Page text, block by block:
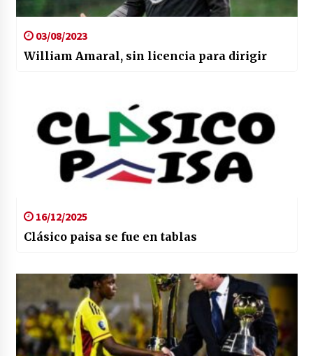
03/08/2023
William Amaral, sin licencia para dirigir
16/12/2025
Clásico paisa se fue en tablas